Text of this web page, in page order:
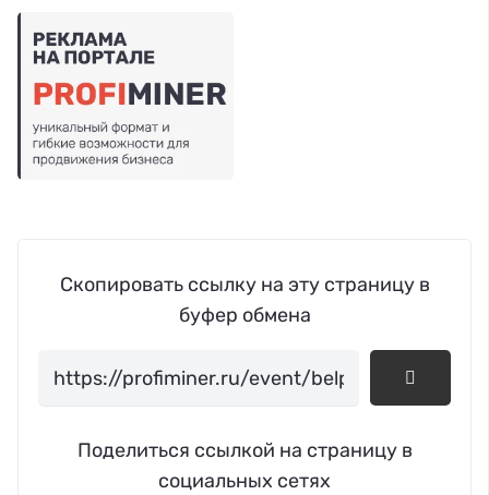
Скопировать ссылку на эту страницу в
буфер обмена
Поделиться ссылкой на страницу в
социальных сетях